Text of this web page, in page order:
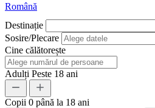
Română
Destinație
Sosire/Plecare
Cine călătorește
Adulți Peste 18 ani
Copii 0 până la 18 ani